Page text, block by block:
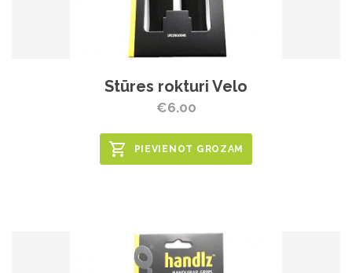
Stūres rokturi Velo
€6.00
PIEVIENOT GROZAM